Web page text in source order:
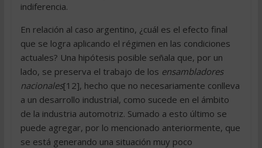
indiferencia.
En relación al caso argentino, ¿cuál es el efecto final
que se logra aplicando el régimen en las condiciones
actuales? Una hipótesis posible señala que, por un
lado, se preserva el trabajo de los ensambladores
nacionales[12], hecho que no necesariamente conlleva
a un desarrollo industrial, como sucede en el ámbito
de la industria automotriz. Sumado a esto último se
puede agregar, por lo mencionado anteriormente, que
se está generando una situación muy poco